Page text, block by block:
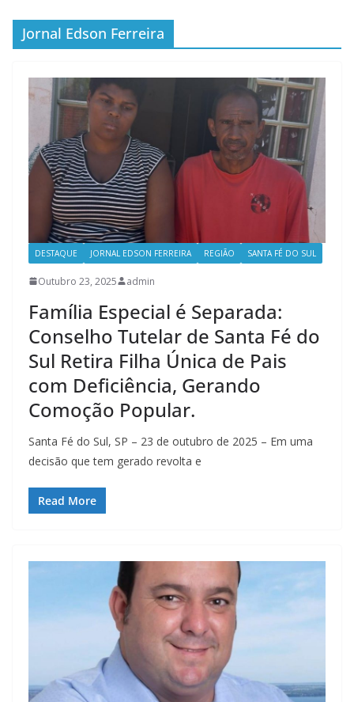
Jornal Edson Ferreira
DESTAQUE JORNAL EDSON FERREIRA REGIÃO SANTA FÉ DO SUL
Outubro 23, 2025 admin
Família Especial é Separada:
Conselho Tutelar de Santa Fé do
Sul Retira Filha Única de Pais
com Deficiência, Gerando
Comoção Popular.
Santa Fé do Sul, SP – 23 de outubro de 2025 – Em uma
decisão que tem gerado revolta e
Read More